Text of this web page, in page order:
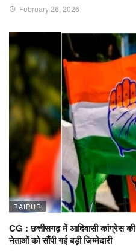
February 26, 2026
RAIPUR
CG : छत्तीसगढ़ में आदिवासी कांग्रेस
नेताओं को सौंपी गई बड़ी जिम्मेदारी